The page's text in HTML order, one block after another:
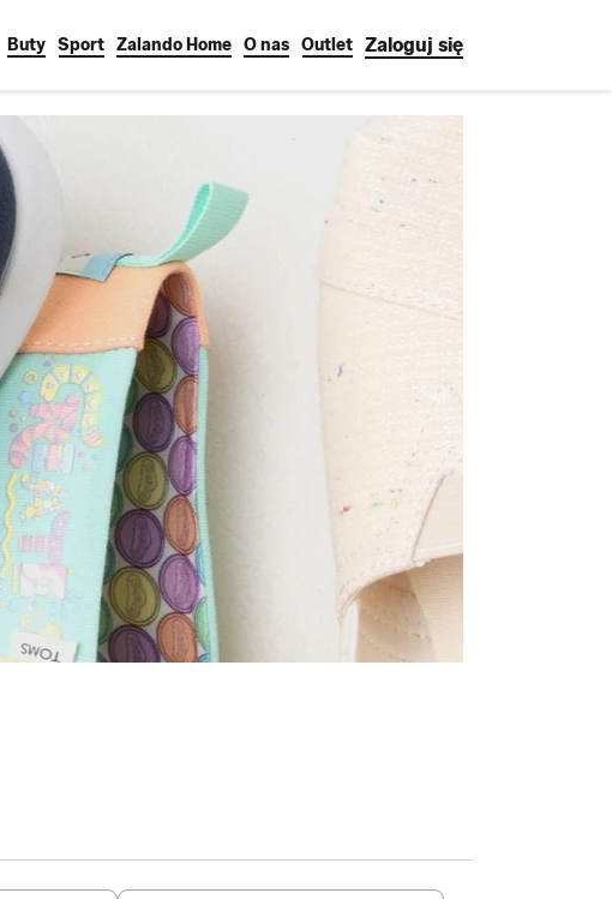
Buty Sport Zalando Home O nas Outlet Zaloguj się